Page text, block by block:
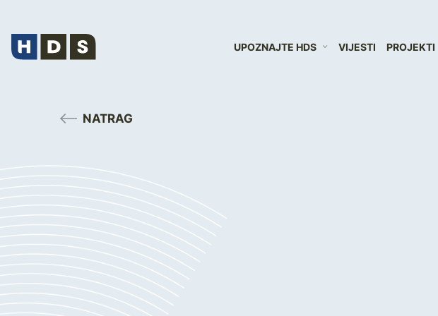
UPOZNAJTE HDS VIJESTI PROJEKTI
NATRAG